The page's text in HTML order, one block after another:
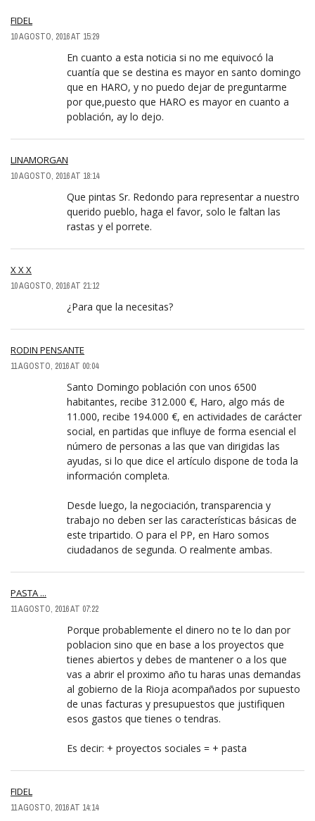
FIDEL
10 AGOSTO, 2016 AT 15:29
En cuanto a esta noticia si no me equivocó la
cuantía que se destina es mayor en santo domingo
que en HARO, y no puedo dejar de preguntarme
por que,puesto que HARO es mayor en cuanto a
población, ay lo dejo.
LINAMORGAN
10 AGOSTO, 2016 AT 18:14
Que pintas Sr. Redondo para representar a nuestro
querido pueblo, haga el favor, solo le faltan las
rastas y el porrete.
X X X
10 AGOSTO, 2016 AT 21:12
¿Para que la necesitas?
RODIN PENSANTE
11 AGOSTO, 2016 AT 00:04
Santo Domingo población con unos 6500
habitantes, recibe 312.000 €, Haro, algo más de
11.000, recibe 194.000 €, en actividades de carácter
social, en partidas que influye de forma esencial el
número de personas a las que van dirigidas las
ayudas, si lo que dice el artículo dispone de toda la
información completa.
Desde luego, la negociación, transparencia y
trabajo no deben ser las características básicas de
este tripartido. O para el PP, en Haro somos
ciudadanos de segunda. O realmente ambas.
PASTA ...
11 AGOSTO, 2016 AT 07:22
Porque probablemente el dinero no te lo dan por
poblacion sino que en base a los proyectos que
tienes abiertos y debes de mantener o a los que
vas a abrir el proximo año tu haras unas demandas
al gobierno de la Rioja acompañados por supuesto
de unas facturas y presupuestos que justifiquen
esos gastos que tienes o tendras.
Es decir: + proyectos sociales = + pasta
FIDEL
11 AGOSTO, 2016 AT 14:14